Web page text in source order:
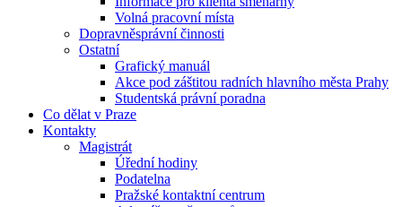
Volná pracovní místa
Dopravněsprávní činnosti
Ostatní
Grafický manuál
Akce pod záštitou radních hlavního města Prahy
Studentská právní poradna
Co dělat v Praze
Kontakty
Magistrát
Úřední hodiny
Podatelna
Pražské kontaktní centrum